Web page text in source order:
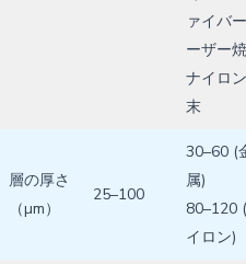
ァイバ
ーザー
ナイロ
末
層の厚さ
（µm）
25–100
30–60 (
属)
80–120
イロン)